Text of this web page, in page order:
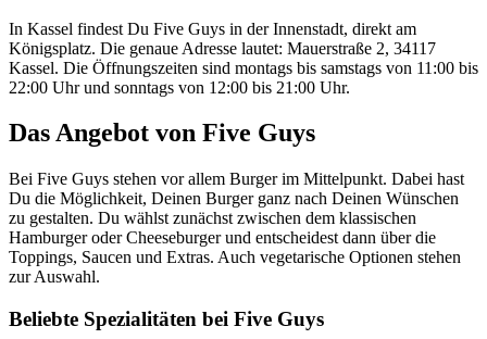
In Kassel findest Du Five Guys in der Innenstadt, direkt am
Königsplatz. Die genaue Adresse lautet: Mauerstraße 2, 34117
Kassel. Die Öffnungszeiten sind montags bis samstags von 11:00 bis
22:00 Uhr und sonntags von 12:00 bis 21:00 Uhr.
Das Angebot von Five Guys
Bei Five Guys stehen vor allem Burger im Mittelpunkt. Dabei hast
Du die Möglichkeit, Deinen Burger ganz nach Deinen Wünschen
zu gestalten. Du wählst zunächst zwischen dem klassischen
Hamburger oder Cheeseburger und entscheidest dann über die
Toppings, Saucen und Extras. Auch vegetarische Optionen stehen
zur Auswahl.
Beliebte Spezialitäten bei Five Guys